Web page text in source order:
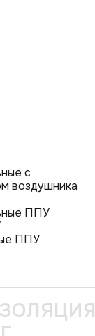
с
воздушника
ППУ
ППУ